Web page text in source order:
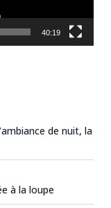
40:19
de nuit, la
à la loupe